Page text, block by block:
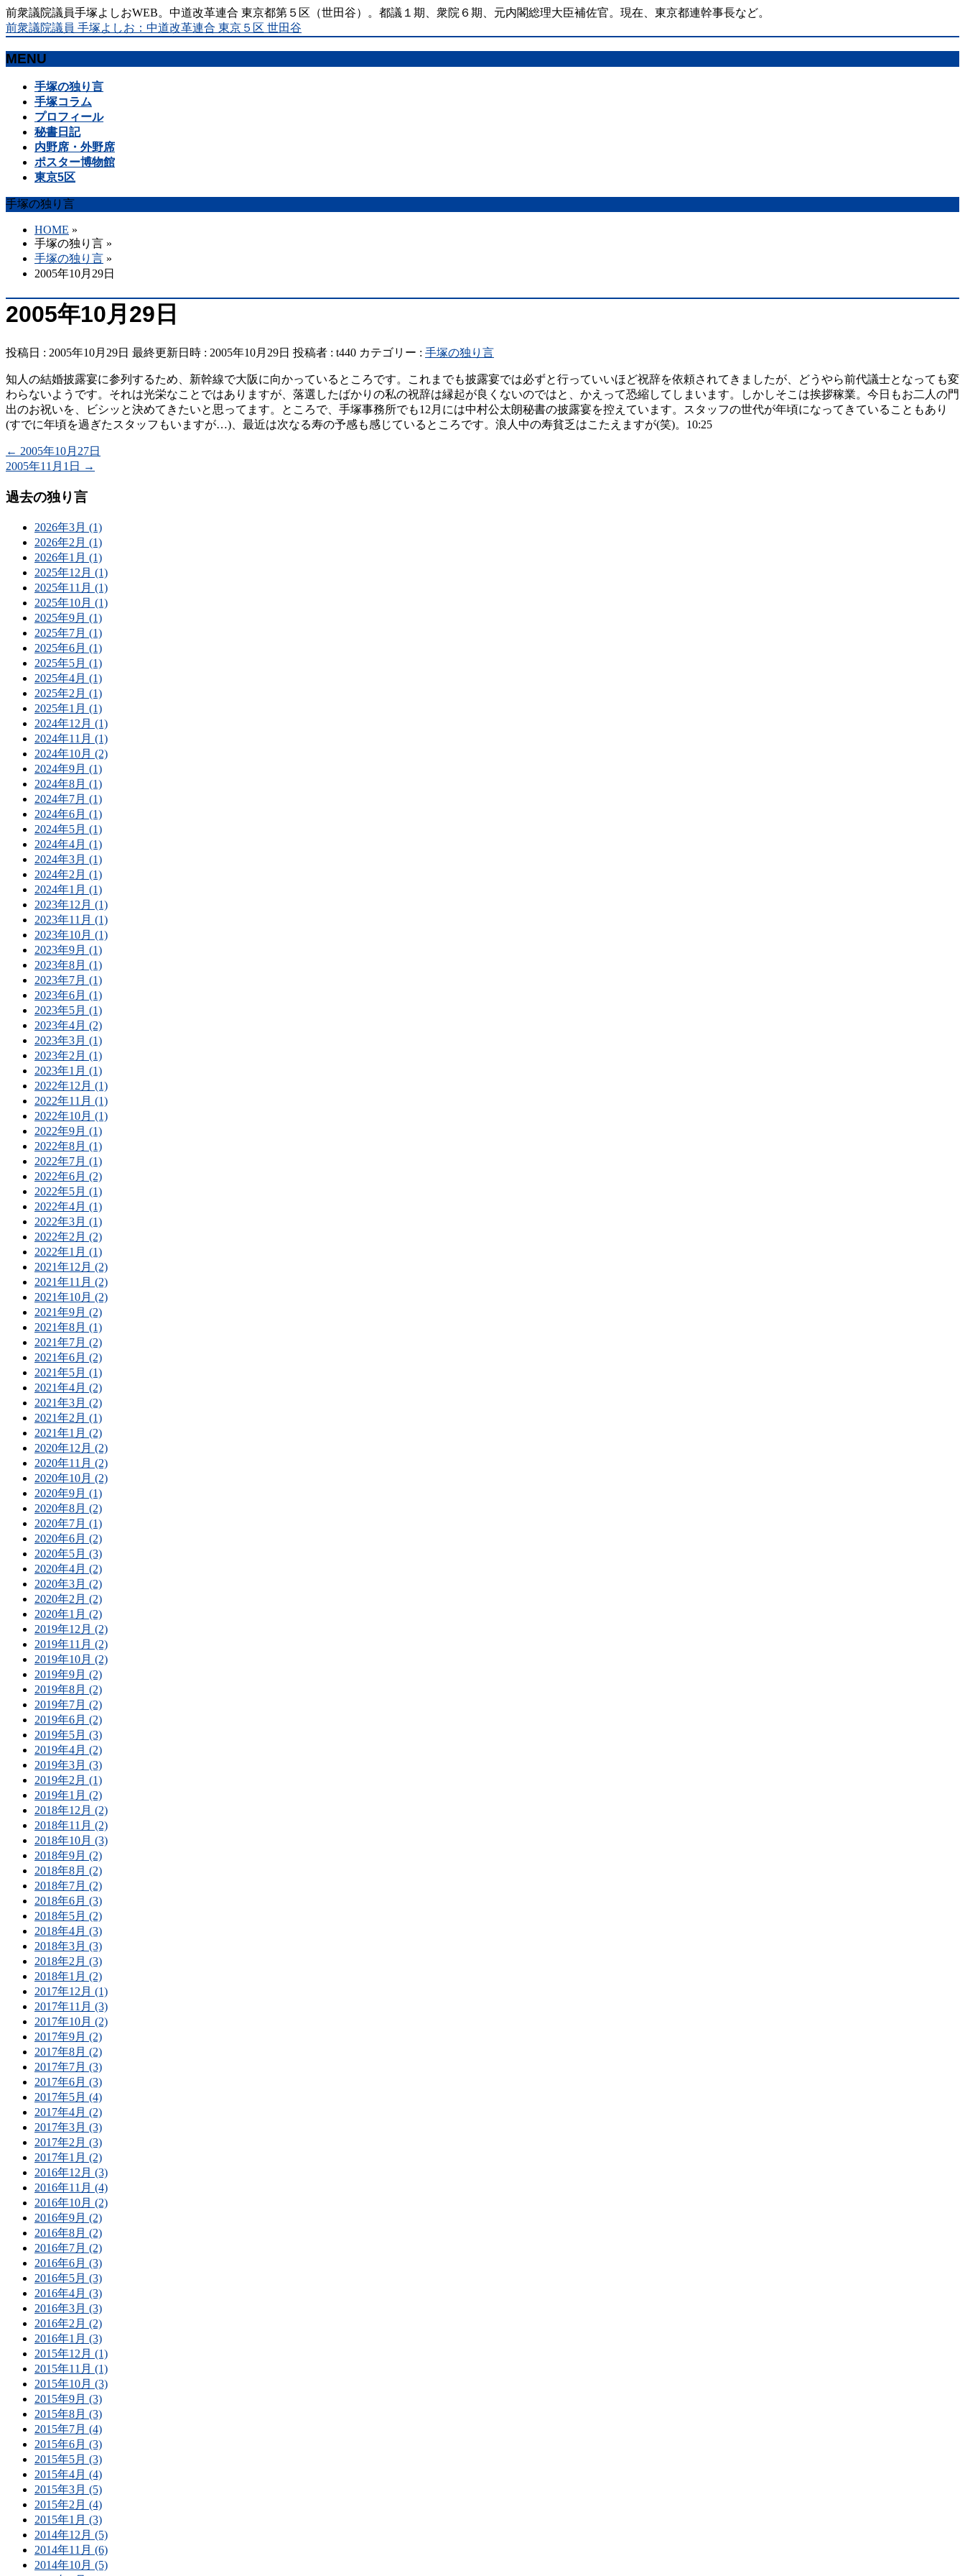
前衆議院議員手塚よしおWEB。中道改革連合 東京都第５区（世田谷）。都議１期、衆院６期、元内閣総理大臣補佐官。現在、東京都連幹事長など。
前衆議院議員 手塚よしお：中道改革連合 東京５区 世田谷
MENU
手塚の独り言
手塚コラム
プロフィール
秘書日記
内野席・外野席
ポスター博物館
東京5区
手塚の独り言
HOME »
手塚の独り言 »
手塚の独り言 »
2005年10月29日
2005年10月29日
投稿日 : 2005年10月29日 最終更新日時 : 2005年10月29日 投稿者 : t440 カテゴリー : 手塚の独り言
知人の結婚披露宴に参列するため、新幹線で大阪に向かっているところです。これまでも披露宴では必ずと行っていいほど祝辞を依頼されてきましたが、どうやら前代議士となっても変
わらないようです。それは光栄なことではありますが、落選したばかりの私の祝辞は縁起が良くないのではと、かえって恐縮してしまいます。しかしそこは挨拶稼業。今日もお二人の門
出のお祝いを、ビシッと決めてきたいと思ってます。ところで、手塚事務所でも12月には中村公太朗秘書の披露宴を控えています。スタッフの世代が年頃になってきていることもあり
(すでに年頃を過ぎたスタッフもいますが…)、最近は次なる寿の予感も感じているところです。浪人中の寿貧乏はこたえますが(笑)。10:25
← 2005年10月27日
2005年11月1日
→
過去の独り言
2026年3月 (1)
2026年2月 (1)
2026年1月 (1)
2025年12月 (1)
2025年11月 (1)
2025年10月 (1)
2025年9月 (1)
2025年7月 (1)
2025年6月 (1)
2025年5月 (1)
2025年4月 (1)
2025年2月 (1)
2025年1月 (1)
2024年12月 (1)
2024年11月 (1)
2024年10月 (2)
2024年9月 (1)
2024年8月 (1)
2024年7月 (1)
2024年6月 (1)
2024年5月 (1)
2024年4月 (1)
2024年3月 (1)
2024年2月 (1)
2024年1月 (1)
2023年12月 (1)
2023年11月 (1)
2023年10月 (1)
2023年9月 (1)
2023年8月 (1)
2023年7月 (1)
2023年6月 (1)
2023年5月 (1)
2023年4月 (2)
2023年3月 (1)
2023年2月 (1)
2023年1月 (1)
2022年12月 (1)
2022年11月 (1)
2022年10月 (1)
2022年9月 (1)
2022年8月 (1)
2022年7月 (1)
2022年6月 (2)
2022年5月 (1)
2022年4月 (1)
2022年3月 (1)
2022年2月 (2)
2022年1月 (1)
2021年12月 (2)
2021年11月 (2)
2021年10月 (2)
2021年9月 (2)
2021年8月 (1)
2021年7月 (2)
2021年6月 (2)
2021年5月 (1)
2021年4月 (2)
2021年3月 (2)
2021年2月 (1)
2021年1月 (2)
2020年12月 (2)
2020年11月 (2)
2020年10月 (2)
2020年9月 (1)
2020年8月 (2)
2020年7月 (1)
2020年6月 (2)
2020年5月 (3)
2020年4月 (2)
2020年3月 (2)
2020年2月 (2)
2020年1月 (2)
2019年12月 (2)
2019年11月 (2)
2019年10月 (2)
2019年9月 (2)
2019年8月 (2)
2019年7月 (2)
2019年6月 (2)
2019年5月 (3)
2019年4月 (2)
2019年3月 (3)
2019年2月 (1)
2019年1月 (2)
2018年12月 (2)
2018年11月 (2)
2018年10月 (3)
2018年9月 (2)
2018年8月 (2)
2018年7月 (2)
2018年6月 (3)
2018年5月 (2)
2018年4月 (3)
2018年3月 (3)
2018年2月 (3)
2018年1月 (2)
2017年12月 (1)
2017年11月 (3)
2017年10月 (2)
2017年9月 (2)
2017年8月 (2)
2017年7月 (3)
2017年6月 (3)
2017年5月 (4)
2017年4月 (2)
2017年3月 (3)
2017年2月 (3)
2017年1月 (2)
2016年12月 (3)
2016年11月 (4)
2016年10月 (2)
2016年9月 (2)
2016年8月 (2)
2016年7月 (2)
2016年6月 (3)
2016年5月 (3)
2016年4月 (3)
2016年3月 (3)
2016年2月 (2)
2016年1月 (3)
2015年12月 (1)
2015年11月 (1)
2015年10月 (3)
2015年9月 (3)
2015年8月 (3)
2015年7月 (4)
2015年6月 (3)
2015年5月 (3)
2015年4月 (4)
2015年3月 (5)
2015年2月 (4)
2015年1月 (3)
2014年12月 (5)
2014年11月 (6)
2014年10月 (5)